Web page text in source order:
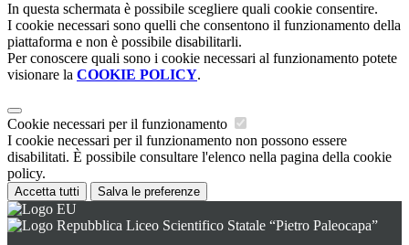
In questa schermata è possibile scegliere quali cookie consentire.
I cookie necessari sono quelli che consentono il funzionamento della
piattaforma e non è possibile disabilitarli.
Per conoscere quali sono i cookie necessari al funzionamento potete
visionare la COOKIE POLICY.
Cookie necessari per il funzionamento
I cookie necessari per il funzionamento non possono essere
disabilitati. È possibile consultare l'elenco nella pagina della cookie
policy.
Accetta tutti Salva le preferenze
Liceo Scientifico Statale “Pietro Paleocapa”